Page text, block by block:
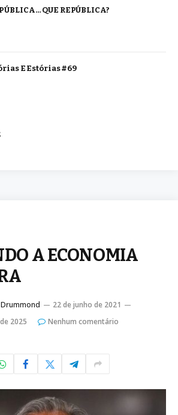
QUE REPÚBLICA?
E Estórias #69
A ECONOMIA
22 de junho de 2021
2025
Nenhum comentário